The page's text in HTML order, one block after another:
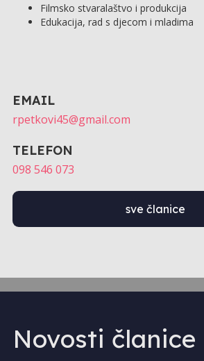
Filmsko stvaralaštvo i produkcija
Edukacija, rad s djecom i mladima
EMAIL
rpetkovi45@gmail.com
TELEFON
098 546 073
sve članice
Novosti članice